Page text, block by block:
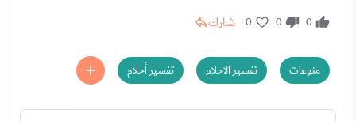
0
0
0 شارك
منوعات تفسير الاحلام تفسير أحلام